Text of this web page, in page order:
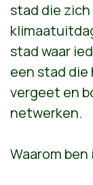
stad die
stad waar
een stad
vergeet en
netwerken.
Waarom